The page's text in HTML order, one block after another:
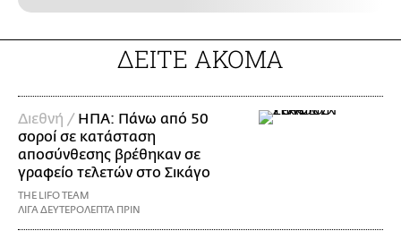
ΔΕΙΤΕ ΑΚΟΜΑ
Διεθνή / ΗΠΑ: Πάνω από 50
σοροί σε κατάσταση
αποσύνθεσης βρέθηκαν σε
γραφείο τελετών στο Σικάγο
THE LIFO TEAM
ΛΙΓΑ ΔΕΥΤΕΡΟΛΕΠΤΑ ΠΡΙΝ